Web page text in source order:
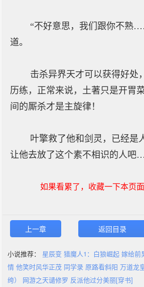
“不好意思，我们跟你不熟
道。
击杀异界天才可以获得好处
历练，正常来说，土著只是开胃
间的厮杀才是主旋律！
叶擎救了他和剑灵，已经是
让他去放了这个素不相识的人
如果看累了，收藏一下本页
上一章 返回目录
小说推荐： 星辰变 猎魔人1：白狼崛起 嫁给前
情 他笑时风华正茂 同学录 原路看斜阳 万道龙
绔）
网游之天谴修罗 反派他过分美丽[穿书]